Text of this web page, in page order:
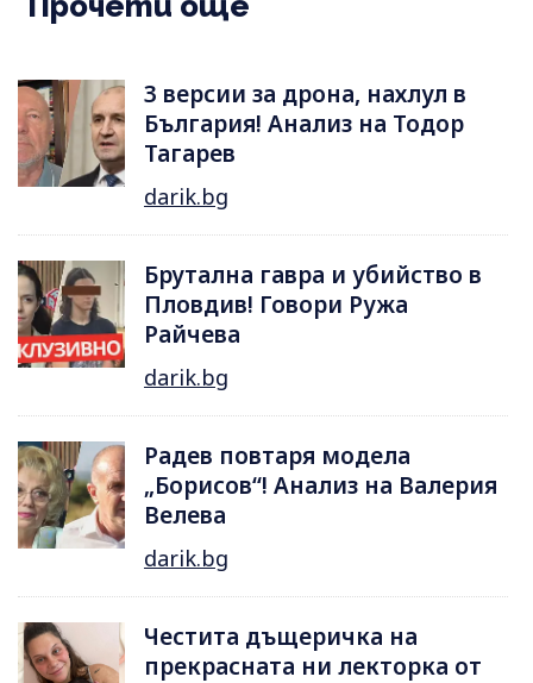
3 версии за дрона, нахлул в
България! Анализ на Тодор
Тагарев
darik.bg
Брутална гавра и убийство в
Пловдив! Говори Ружа
Райчева
darik.bg
Радев повтаря модела
„Борисов“! Анализ на Валерия
Велева
darik.bg
Честита дъщеричка на
прекрасната ни лекторка от